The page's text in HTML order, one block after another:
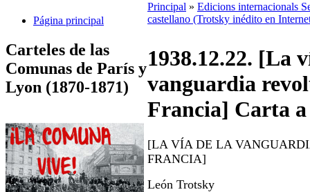
Página principal
Carteles de las
Comunas de París y
Lyon (1870-1871)
Principal » Edicions internacionals
castellano (Trotsky inédito en
1938.12.22. [La
vanguardia
Francia] Carta
[LA VÍA DE LA
FRANCIA]
León Trotsky